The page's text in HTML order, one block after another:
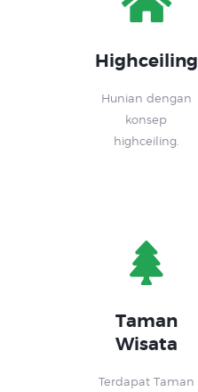
Highceiling
Hunian dengan
konsep
highceiling.
Taman
Wisata
Terdapat Taman